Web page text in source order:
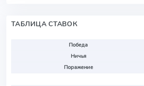
ТАБЛИЦА СТАВОК
Победа
Ничья
Поражение